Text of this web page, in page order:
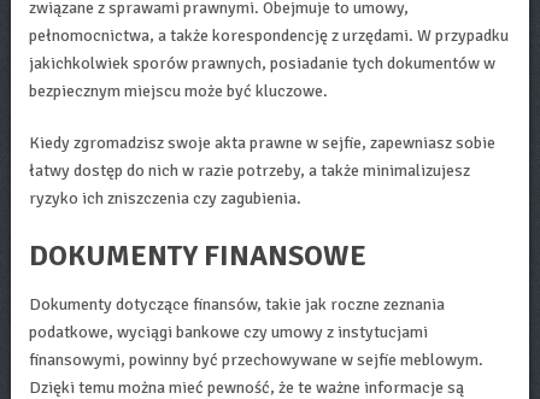
związane z sprawami prawnymi. Obejmuje to umowy,
pełnomocnictwa, a także korespondencję z urzędami. W przypadku
jakichkolwiek sporów prawnych, posiadanie tych dokumentów w
bezpiecznym miejscu może być kluczowe.
Kiedy zgromadzisz swoje akta prawne w sejfie, zapewniasz sobie
łatwy dostęp do nich w razie potrzeby, a także minimalizujesz
ryzyko ich zniszczenia czy zagubienia.
DOKUMENTY FINANSOWE
Dokumenty dotyczące finansów, takie jak roczne zeznania
podatkowe, wyciągi bankowe czy umowy z instytucjami
finansowymi, powinny być przechowywane w sejfie meblowym.
Dzięki temu można mieć pewność, że te ważne informacje są